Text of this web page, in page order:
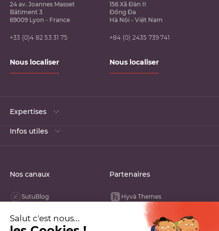
24 av. Joannes Masset
Bâtiment 3
69009 Lyon - France
+33 (0)4 82 53 31 75
Nous localiser
156 Xã Đàn II
Đống Đa
Hà Nội - Việt Nam
+84 (0) 2435 739 741
Nous localiser
Expertises
Infos utiles
Nos canaux
SutuBlog
Linked In
Partenaires
Hyvä Themes
Opengento